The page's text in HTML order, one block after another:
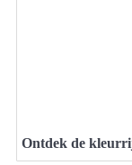
Ontdek de